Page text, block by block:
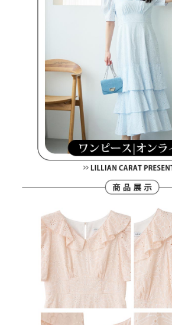
購入できるようにし、店舗が売買／分割払い売買
後、契約に基づいて当社の請求書で帳款を支払う
2. 「OP Pay Later」を利用する契約関係の目的
情報（名前、電話または住所を含む）を台湾大哥
および利用するために、当社があなた本人と分割
認、照合および修正を行います。
3. 完全なユーザーサービス規約については、以
https://oppay.tw/userRule
1.初回 AFTEEを ご利用の際に、認証結果及び当
2.決済金額は最低NT$20です。
3.現在、台湾の会員のみご利用いただけます。
三、利用規約「AFTEE代金後払い」（以下当サ
ロテクションズ（以下 AFTEE という）が提供し
ます。当サービスご利用の際に提供しなければな
の氏名、電話番号、受取人の氏名、電話番号、受
限らない）は、AFTEEに渡され当サービスで必
す。AFTEEの個人情報の収集、処理、利用につ
ームページの『個人情報の収集、処理及び利用に
ださい（https://aftee.tw/privacypolicy/）。
ります。支払い期限を過ぎた場合、その金額に
の同意を得ればAFTEEをご利用いただけます。
個人情報の処理、利用について疑問がある、また
行使したい場合は、ネットプロテクションズ
にご連絡ください。上記に示した個人情報を、必
てAFTEEにご提供いただく、またはAFTEEにあ
理、利用を許可することににご同意いただけない
択しないでください。